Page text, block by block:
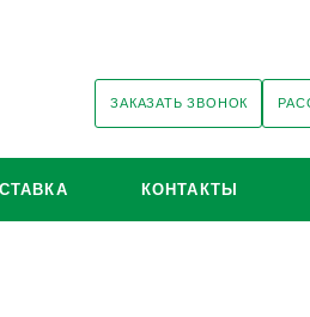
ЗАКАЗАТЬ ЗВОНОК
КОНТАКТЫ